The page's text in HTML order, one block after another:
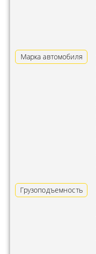
Марка автомобиля
Грузоподъемность